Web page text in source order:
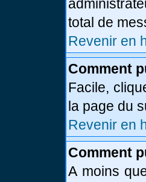
total de
Revenir en
Comment
Facile,
la page du
Revenir en
Comment
A moins